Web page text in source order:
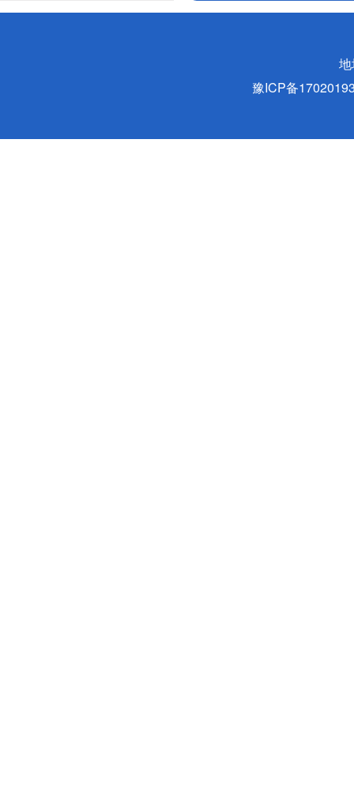
豫ICP备